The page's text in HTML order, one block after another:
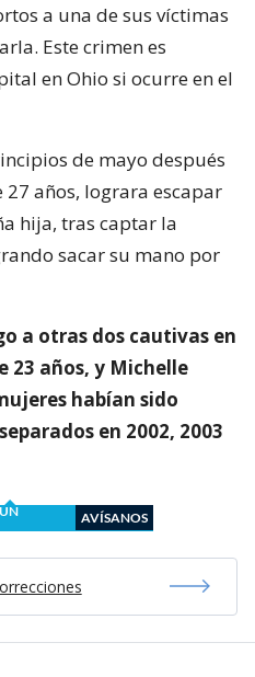
a una de sus víctimas
Este crimen es
en Ohio si ocurre en el
de mayo después
años, lograra escapar
hija, tras captar la
sacar su mano por
a otras dos cautivas en
23 años, y Michelle
habían sido
en 2002, 2003
AVÍSANOS